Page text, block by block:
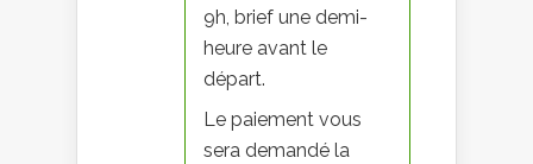
9h, brief une demi-
heure avant le
départ.
Le paiement vous
sera demandé la